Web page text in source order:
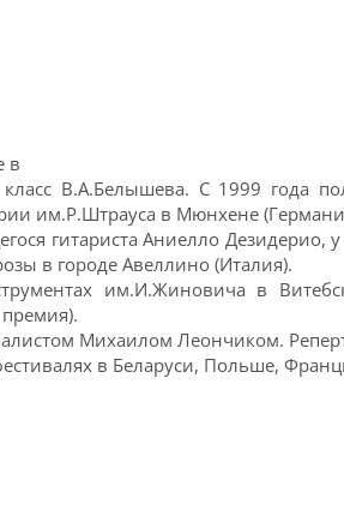
в
В.А.Белышева. С 1999 года
им.Р.Штрауса в Мюнхене
гитариста Аниелло Дезидерио,
в городе Авеллино (Италия).
им.И.Жиновича в
Михаилом Леончиком.
в Беларуси, Польше,